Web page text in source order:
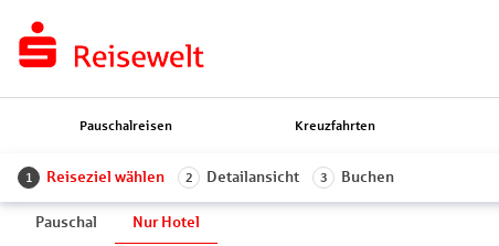
Pauschalreisen Kreuzfahrten
1 Reiseziel wählen 2 Detailansicht 3 Buchen
Pauschal Nur Hotel